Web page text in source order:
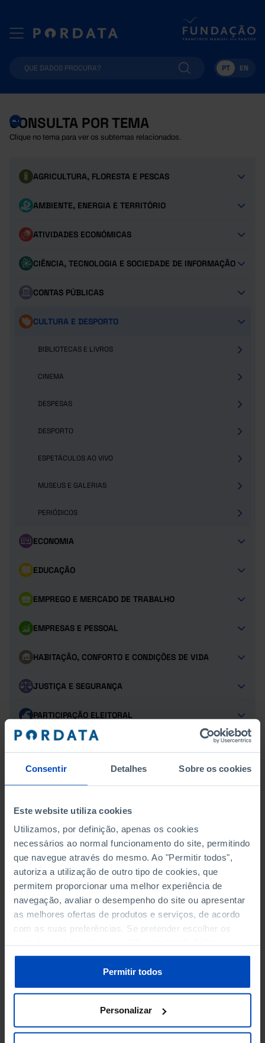
Consentir Detalhes Sobre os cookies
Este website utiliza cookies
Utilizamos, por definição, apenas os cookies
necessários ao normal funcionamento do site, permitindo
que navegue através do mesmo. Ao "Permitir todos",
autoriza a utilização de outro tipo de cookies, que
permitem proporcionar uma melhor experiência de
navegação, avaliar o desempenho do site ou apresentar
as melhores ofertas de produtos e serviços, de acordo
com as suas preferências. Se pretender escolher os
sobre cookies através da gestão de preferências ou da
Política de Cookies.
Permitir todos
Personalizar
PT EN
CONSULTA POR TEMA
Clique no tema para ver os subtemas relacionados.
AGRICULTURA, FLORESTA E PESCAS
AMBIENTE, ENERGIA E TERRITÓRIO
ATIVIDADES ECONÓMICAS
CIÊNCIA, TECNOLOGIA E SOCIEDADE DE INFORMAÇÃO
CONTAS PÚBLICAS
CULTURA E DESPORTO
BIBLIOTECAS E LIVROS
CINEMA
DESPESAS
DESPORTO
ESPETÁCULOS AO VIVO
MUSEUS E GALERIAS
PERIÓDICOS
ECONOMIA
EDUCAÇÃO
EMPREGO E MERCADO DE TRABALHO
EMPRESAS E PESSOAL
HABITAÇÃO, CONFORTO E CONDIÇÕES DE VIDA
JUSTIÇA E SEGURANÇA
PARTICIPAÇÃO ELEITORAL
POPULAÇÃO
PROTEÇÃO SOCIAL
SAÚDE
TRANSPORTES
TURISMO
CINEMA EM PORTUGAL
RECEITAS DE BILHETEIRA